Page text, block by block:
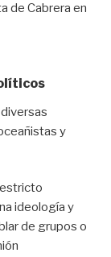
de Cabrera en
y
ideología y
de grupos o